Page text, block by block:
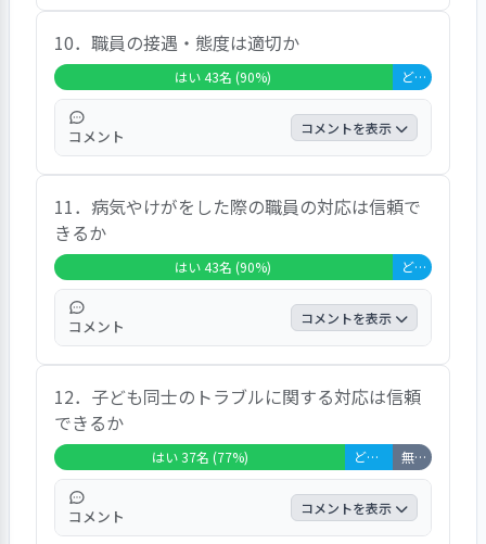
9割の回答者が「はい」としている。「床が
めくれているところがあり、裸足で歩いてい
るのを見かけると少々不安に思う」、「物が
多く積み重なっており、整理整頓してほしい
と思う時がある」などの意見・要望が出てい
た。
10．職員の接遇・態度は適切か
はい 43名 (90%) どちらともいえない 5名 (10%)
コメント コメントを表示
9割の回答者が「はい」としている。「先生
の自由な服装は、先生らしさや個性が活かさ
れていてよい」というコメントがあった。一
方で、「一部の職員の言葉遣いが気になる」
という意見も出ていた。
11．病気やけがをした際の職員の対応は信頼で
きるか
はい 43名 (90%) どちらともいえない 5名 (10%)
コメント コメントを表示
9割の回答者が「はい」としている。いつも
子どもの様子を教えてくれること、発熱時は
迅速な連絡や仕事でお迎えまで時間がかかっ
ても丁寧に様子を見てくれていることなどに
安心感を示すコメントがあった。一方で、
「子どもが傷やアザを作っても説明がない時
も多い」という意見も出ていた。
12．子ども同士のトラブルに関する対応は信頼
できるか
はい 37名 (77%) どちらともいえない 6名 (13%) 無回答・非該当 5名 (10%)
コメント コメントを表示